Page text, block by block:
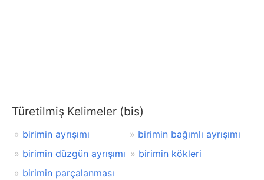
Türetilmiş Kelimeler (bis)
birimin ayrışımı
birimin bağımlı ayrışımı
birimin düzgün ayrışımı
birimin kökleri
birimin parçalanması